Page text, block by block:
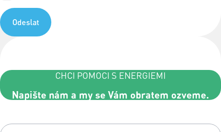
Odeslat
CHCI POMOCI S ENERGIEMI
Napište nám a my se Vám obratem ozveme.